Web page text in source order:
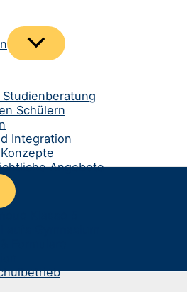
Menü
umschalten
Schülern
Integration
Angebote